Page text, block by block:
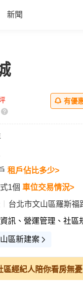
新聞
all
有優
租戶佔比多少>
1個 車位交易情況>
台北市文山區羅斯福
訊、營運管理、社區
區新建案
區經紀人陪你看房無憂